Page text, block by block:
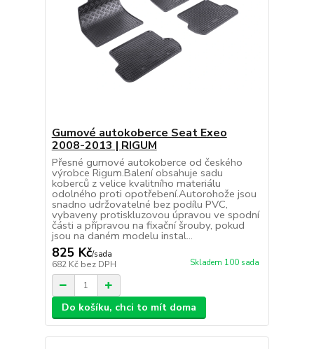
Gumové autokoberce Seat Exeo
2008-2013 | RIGUM
Přesné gumové autokoberce od českého
výrobce Rigum.Balení obsahuje sadu
koberců z velice kvalitního materiálu
odolného proti opotřebení.Autorohože jsou
snadno udržovatelné bez podílu PVC,
vybaveny protiskluzovou úpravou ve spodní
části a přípravou na fixační šrouby, pokud
jsou na daném modelu instal...
825 Kč/sada
682 Kč bez DPH Skladem 100 sada
Do košíku, chci to mít doma